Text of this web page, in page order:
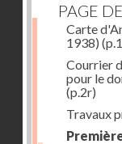
PAGE
Carte
1938)
Courrier
pour le
(p.2r)
Travaux